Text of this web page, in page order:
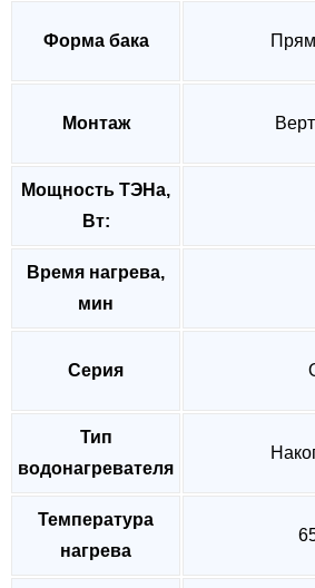
Форма бака
Монтаж
Мощность ТЭНа,
Вт:
Время нагрева,
мин
Серия
Тип
водонагревателя
Температура
нагрева